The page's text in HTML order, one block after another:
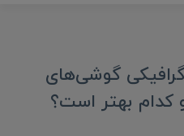
گرافیکی گوشی‌های